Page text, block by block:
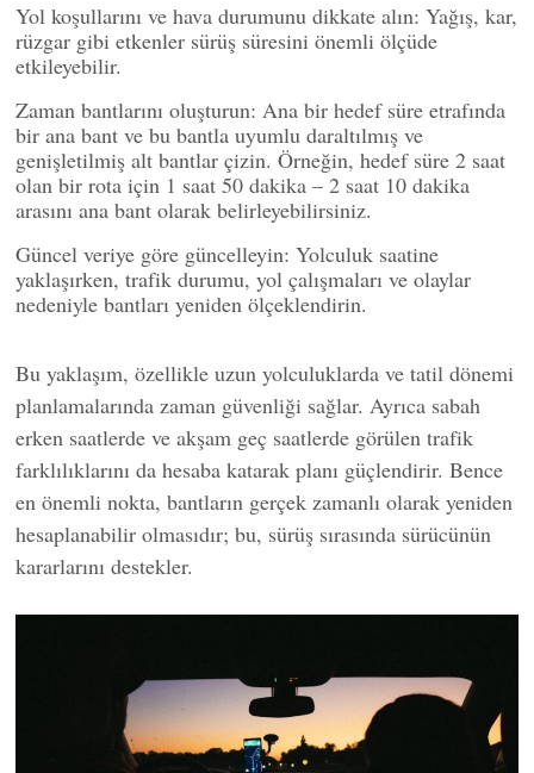
Yol koşullarını ve hava durumunu dikkate alın: Yağış, kar,
rüzgar gibi etkenler sürüş süresini önemli ölçüde
etkileyebilir.
Zaman bantlarını oluşturun: Ana bir hedef süre etrafında
bir ana bant ve bu bantla uyumlu daraltılmış ve
genişletilmiş alt bantlar çizin. Örneğin, hedef süre 2 saat
olan bir rota için 1 saat 50 dakika – 2 saat 10 dakika
arasını ana bant olarak belirleyebilirsiniz.
Güncel veriye göre güncelleyin: Yolculuk saatine
yaklaşırken, trafik durumu, yol çalışmaları ve olaylar
nedeniyle bantları yeniden ölçeklendirin.
Bu yaklaşım, özellikle uzun yolculuklarda ve tatil dönemi
planlamalarında zaman güvenliği sağlar. Ayrıca sabah
erken saatlerde ve akşam geç saatlerde görülen trafik
farklılıklarını da hesaba katarak planı güçlendirir. Bence
en önemli nokta, bantların gerçek zamanlı olarak yeniden
hesaplanabilir olmasıdır; bu, sürüş sırasında sürücünün
kararlarını destekler.